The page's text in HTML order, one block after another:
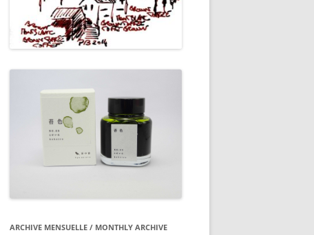
ARCHIVE MENSUELLE / MONTHLY ARCHIVE